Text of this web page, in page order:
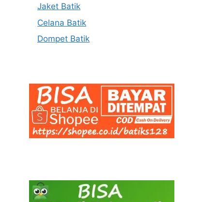
Jaket Batik
Celana Batik
Dompet Batik